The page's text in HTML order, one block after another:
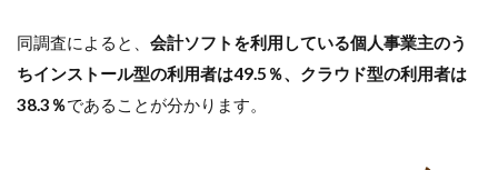
同調査によると、 会計ソフトを利用している個人事業主のう
ちインストール型の利用者は49.5％、クラウド型の利用者は
38.3％であることが分かります。